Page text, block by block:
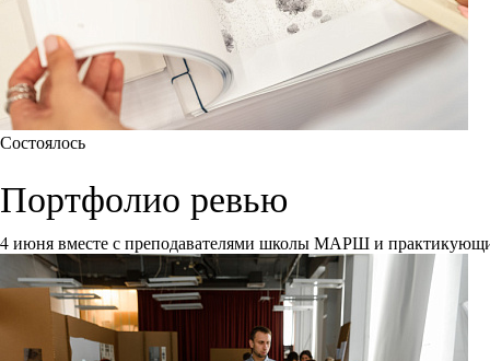
Состоялось
Портфолио ревью
4 июня вместе с преподавателями школы МАРШ и